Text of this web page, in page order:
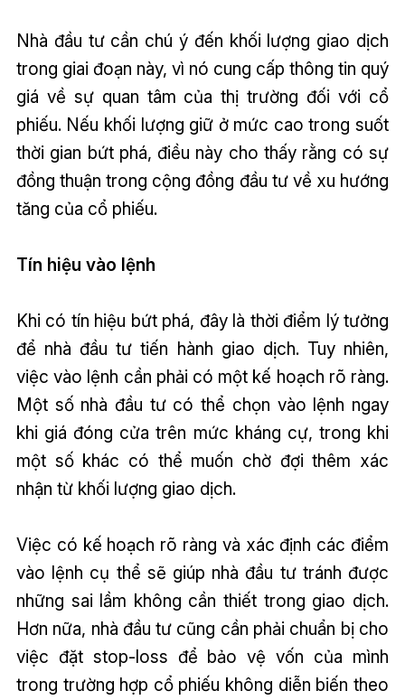
Nhà đầu tư cần chú ý đến khối lượng giao dịch
trong giai đoạn này, vì nó cung cấp thông tin quý
giá về sự quan tâm của thị trường đối với cổ
phiếu. Nếu khối lượng giữ ở mức cao trong suốt
thời gian bứt phá, điều này cho thấy rằng có sự
đồng thuận trong cộng đồng đầu tư về xu hướng
tăng của cổ phiếu.
Tín hiệu vào lệnh
Khi có tín hiệu bứt phá, đây là thời điểm lý tưởng
để nhà đầu tư tiến hành giao dịch. Tuy nhiên,
việc vào lệnh cần phải có một kế hoạch rõ ràng.
Một số nhà đầu tư có thể chọn vào lệnh ngay
khi giá đóng cửa trên mức kháng cự, trong khi
một số khác có thể muốn chờ đợi thêm xác
nhận từ khối lượng giao dịch.
Việc có kế hoạch rõ ràng và xác định các điểm
vào lệnh cụ thể sẽ giúp nhà đầu tư tránh được
những sai lầm không cần thiết trong giao dịch.
Hơn nữa, nhà đầu tư cũng cần phải chuẩn bị cho
việc đặt stop-loss để bảo vệ vốn của mình
trong trường hợp cổ phiếu không diễn biến theo